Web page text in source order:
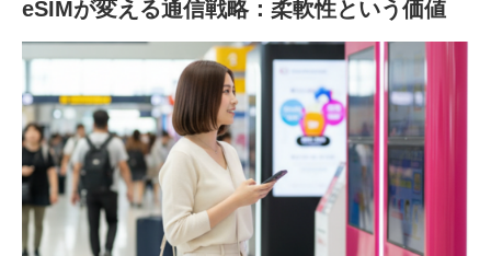
eSIMが変える通信戦略：柔軟性という価値